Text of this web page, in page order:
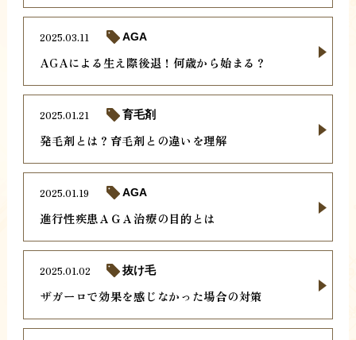
AGAによる生え際後退！何歳から始まる？
2025.03.11 AGA
発毛剤とは？育毛剤との違いを理解
2025.01.21 育毛剤
進行性疾患ＡＧＡ治療の目的とは
2025.01.19 AGA
ザガーロで効果を感じなかった場合の対策
2025.01.02 抜け毛